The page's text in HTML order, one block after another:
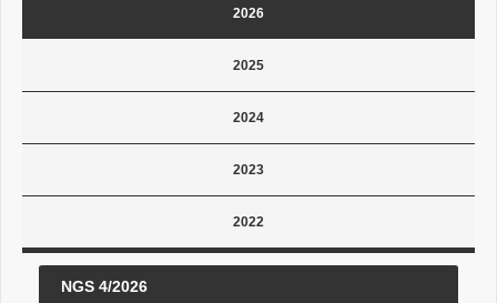
2026
2025
2024
2023
2022
NGS 4/2026